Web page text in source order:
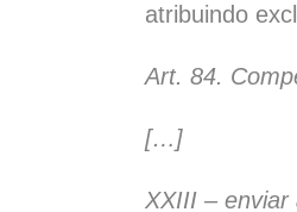
atribuindo
Art. 84.
[…]
XXIII – enviar